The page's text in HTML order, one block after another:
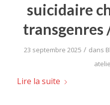
suicidaire
transgenres
23 septembre 2025 / dans
Lire la suite